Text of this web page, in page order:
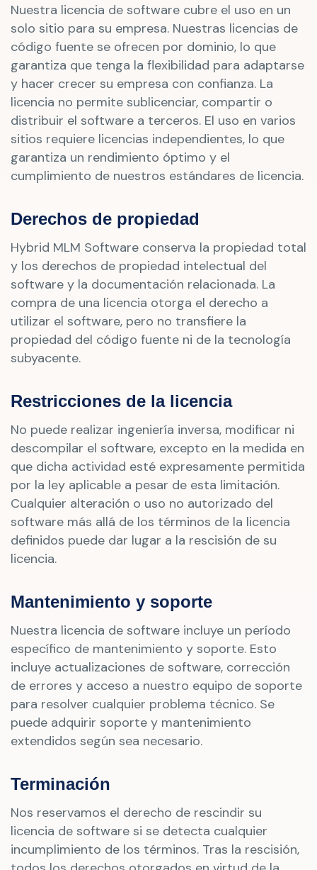
Nuestra licencia de software cubre el uso en un
solo sitio para su empresa. Nuestras licencias de
código fuente se ofrecen por dominio, lo que
garantiza que tenga la flexibilidad para adaptarse
y hacer crecer su empresa con confianza. La
licencia no permite sublicenciar, compartir o
distribuir el software a terceros. El uso en varios
sitios requiere licencias independientes, lo que
garantiza un rendimiento óptimo y el
cumplimiento de nuestros estándares de licencia.
Derechos de propiedad
Hybrid MLM Software conserva la propiedad total
y los derechos de propiedad intelectual del
software y la documentación relacionada. La
compra de una licencia otorga el derecho a
utilizar el software, pero no transfiere la
propiedad del código fuente ni de la tecnología
subyacente.
Restricciones de la licencia
No puede realizar ingeniería inversa, modificar ni
descompilar el software, excepto en la medida en
que dicha actividad esté expresamente permitida
por la ley aplicable a pesar de esta limitación.
Cualquier alteración o uso no autorizado del
software más allá de los términos de la licencia
definidos puede dar lugar a la rescisión de su
licencia.
Mantenimiento y soporte
Nuestra licencia de software incluye un período
específico de mantenimiento y soporte. Esto
incluye actualizaciones de software, corrección
de errores y acceso a nuestro equipo de soporte
para resolver cualquier problema técnico. Se
puede adquirir soporte y mantenimiento
extendidos según sea necesario.
Terminación
Nos reservamos el derecho de rescindir su
licencia de software si se detecta cualquier
incumplimiento de los términos. Tras la rescisión,